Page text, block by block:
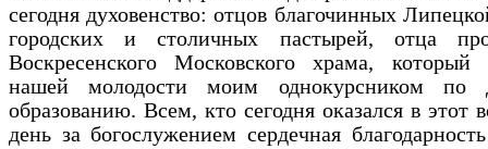
сегодня духовенство: отцов благочинных
городских и столичных пастырей, отца
Воскресенского Московского храма, который
нашей молодости моим однокурсником по
образованию. Всем, кто сегодня оказался в этот
день за богослужением сердечная